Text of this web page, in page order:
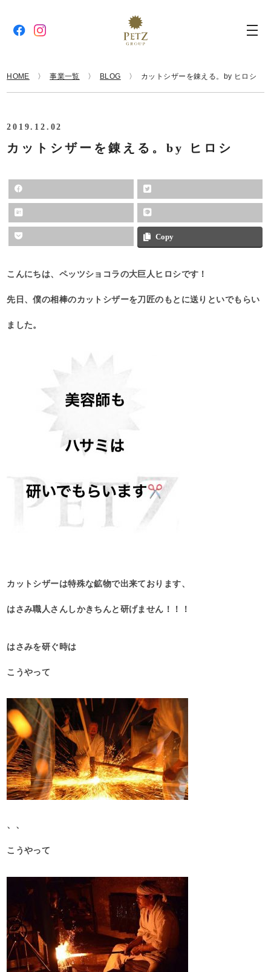
HOME 事業一覧 BLOG カットシザーを錬える。by ヒロシ
2019.12.02
カットシザーを錬える。by ヒロシ
Copy
こんにちは、ペッツショコラの大巨人ヒロシです！
先日、僕の相棒のカットシザーを刀匠のもとに送りといでもらい
ました。
カットシザーは特殊な鉱物で出来ております、
はさみ職人さんしかきちんと研げません！！！
はさみを研ぐ時は
こうやって
、、
こうやって